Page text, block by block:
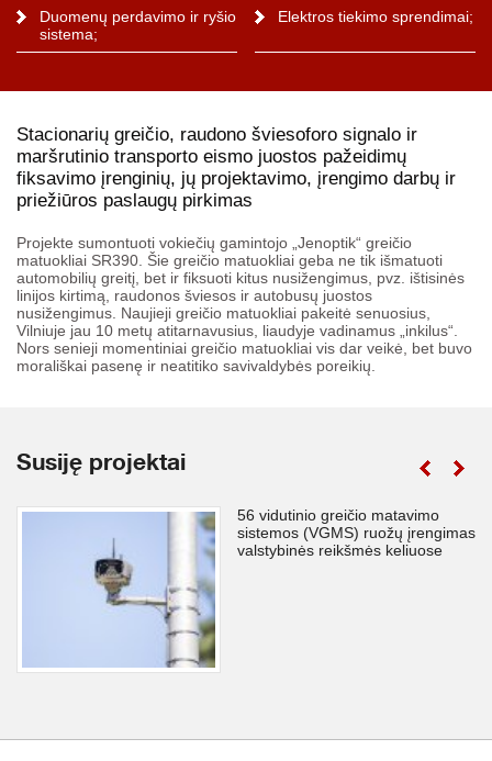
Duomenų perdavimo ir ryšio
sistema;
Elektros tiekimo sprendimai;
Stacionarių greičio, raudono šviesoforo signalo ir
maršrutinio transporto eismo juostos pažeidimų
fiksavimo įrenginių, jų projektavimo, įrengimo darbų ir
priežiūros paslaugų pirkimas
Projekte sumontuoti vokiečių gamintojo „Jenoptik“ greičio
matuokliai SR390. Šie greičio matuokliai geba ne tik išmatuoti
automobilių greitį, bet ir fiksuoti kitus nusižengimus, pvz. ištisinės
linijos kirtimą, raudonos šviesos ir autobusų juostos
nusižengimus. Naujieji greičio matuokliai pakeitė senuosius,
Vilniuje jau 10 metų atitarnavusius, liaudyje vadinamus „inkilus“.
Nors senieji momentiniai greičio matuokliai vis dar veikė, bet buvo
morališkai pasenę ir neatitiko savivaldybės poreikių.
Susiję projektai
56 vidutinio greičio matavimo
sistemos (VGMS) ruožų įrengimas
valstybinės reikšmės keliuose